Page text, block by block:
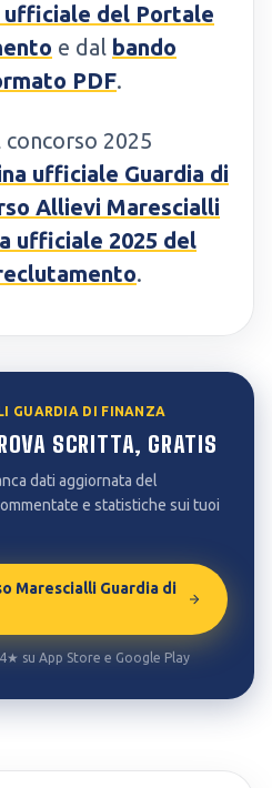
ufficiale del Portale
e dal bando
PDF.
2025
ufficiale Guardia di
Allievi Marescialli
ufficiale 2025 del
.
GUARDIA DI FINANZA
SCRITTA, GRATIS
dati aggiornata del
e statistiche sui tuoi
Marescialli Guardia di
su App Store e Google Play